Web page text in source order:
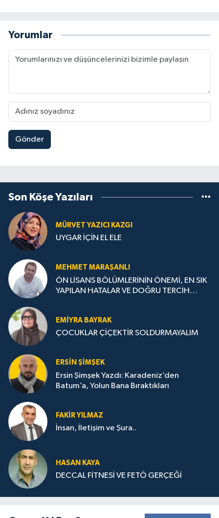
Yorumlar
Gönder
Son Köşe Yazıları
MÜRVET YAZICI KAZGI
UYGAR İÇİN EL ELE
MEHMET MARAŞANLI
ÖN LİSANS BÖLÜMLERİNİN ÖNEMİ, EN SIK
YAPILAN HATALAR VE DOĞRU TERCİH
EMIYRA BAYRAK
ÇOCUKLAR ÇİÇEKTİR SOLDURMAYALIM
ERSIN ŞIMŞEK
Ersin Şimşek Yazdı: Karadeniz’den
Batum’a, Yolun Bana Bıraktıkları
FAKIR YILMAZ
İnsan, İletişim ve Şura..
HASAN KAYA
DECCAL FİTNESİ VE FETÖ GERÇEĞİ